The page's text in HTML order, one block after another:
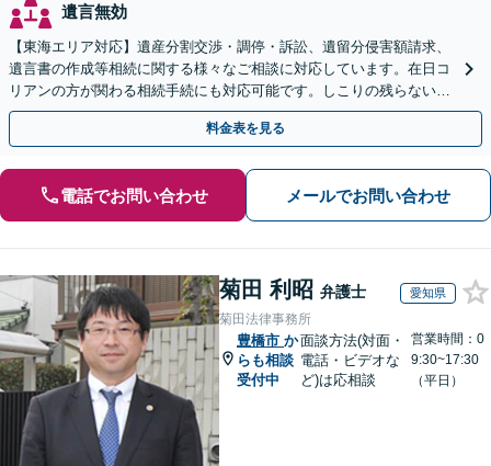
遺言無効
【東海エリア対応】遺産分割交渉・調停・訴訟、遺留分侵害額請求、
遺言書の作成等相続に関する様々なご相談に対応しています。在日コ
リアンの方が関わる相続手続にも対応可能です。しこりの残らない解
決を特に意識しています。
料金表を見る
電話でお問い合わせ メールでお問い合わせ
菊田 利昭 弁護士 愛知県
菊田法律事務所
豊橋市 か
らも相談
受付中
面談方法(対面・
電話・ビデオな
ど)は応相談
営業時間：0
9:30~17:30
（平日）